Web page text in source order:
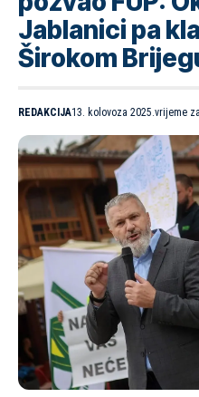
Jablanici pa
Širokom
REDAKCIJA13. kolovoza 2025.vrijeme